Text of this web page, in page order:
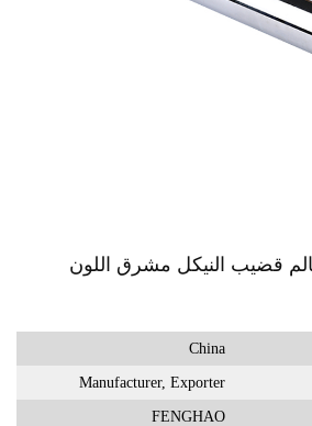
قضيب النيكل مشرق اللون
China
Manufacturer, Exporter
FENGHAO